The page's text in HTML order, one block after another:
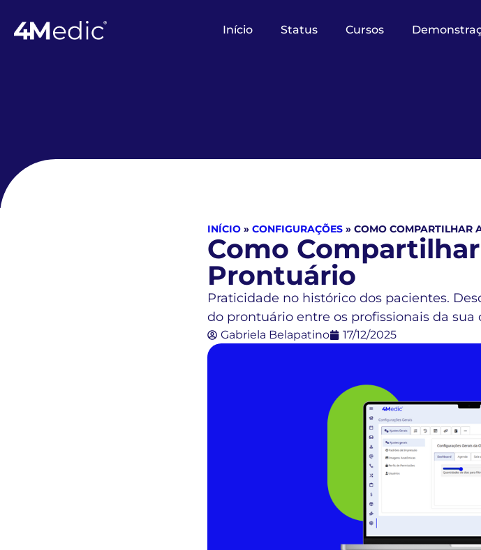
Início Status Cursos
INÍCIO » CONFIGURAÇÕES » COMO COMPARTILHAR
Como
Prontuário
Praticidade no histórico dos pacientes.
do prontuário entre os profissionais da sua
Gabriela Belapatino 17/12/2025